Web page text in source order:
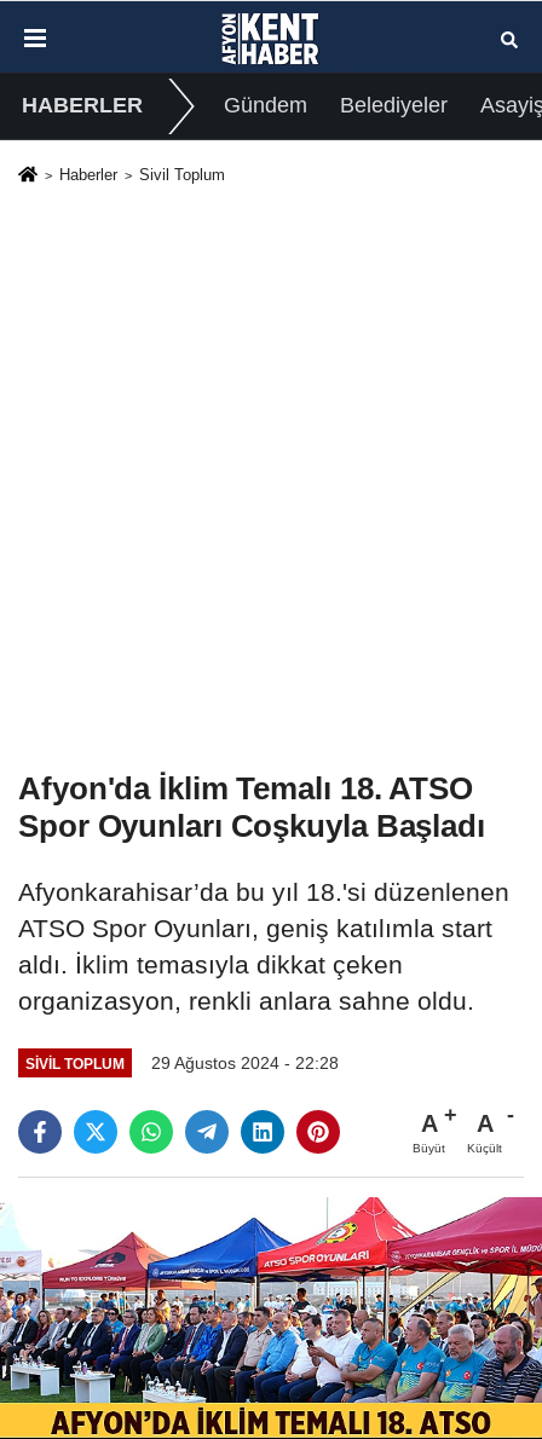
HABERLER Gündem Belediyeler
Haberler Sivil Toplum
Afyon'da İklim Temalı 18. ATSO
Spor Oyunları Coşkuyla Başladı
Afyonkarahisar’da bu yıl 18.'si düzenlenen
ATSO Spor Oyunları, geniş katılımla start
aldı. İklim temasıyla dikkat çeken
organizasyon, renkli anlara sahne oldu.
SIVIL TOPLUM 29 Ağustos 2024 - 22:28
A
Büyüt
A
Küçült